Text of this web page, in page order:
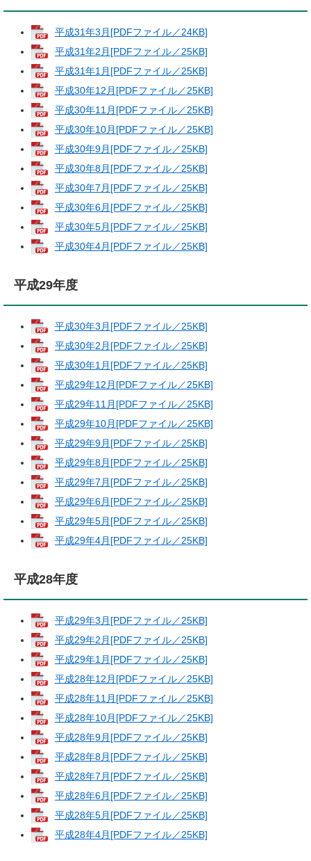
平成31年3月[PDFファイル／24KB]
平成31年2月[PDFファイル／25KB]
平成31年1月[PDFファイル／25KB]
平成30年12月[PDFファイル／25KB]
平成30年11月[PDFファイル／25KB]
平成30年10月[PDFファイル／25KB]
平成30年9月[PDFファイル／25KB]
平成30年8月[PDFファイル／25KB]
平成30年7月[PDFファイル／25KB]
平成30年6月[PDFファイル／25KB]
平成30年5月[PDFファイル／25KB]
平成30年4月[PDFファイル／25KB]
平成29年度
平成30年3月[PDFファイル／25KB]
平成30年2月[PDFファイル／25KB]
平成30年1月[PDFファイル／25KB]
平成29年12月[PDFファイル／25KB]
平成29年11月[PDFファイル／25KB]
平成29年10月[PDFファイル／25KB]
平成29年9月[PDFファイル／25KB]
平成29年8月[PDFファイル／25KB]
平成29年7月[PDFファイル／25KB]
平成29年6月[PDFファイル／25KB]
平成29年5月[PDFファイル／25KB]
平成29年4月[PDFファイル／25KB]
平成28年度
平成29年3月[PDFファイル／25KB]
平成29年2月[PDFファイル／25KB]
平成29年1月[PDFファイル／25KB]
平成28年12月[PDFファイル／25KB]
平成28年11月[PDFファイル／25KB]
平成28年10月[PDFファイル／25KB]
平成28年9月[PDFファイル／25KB]
平成28年8月[PDFファイル／25KB]
平成28年7月[PDFファイル／25KB]
平成28年6月[PDFファイル／25KB]
平成28年5月[PDFファイル／25KB]
平成28年4月[PDFファイル／25KB]